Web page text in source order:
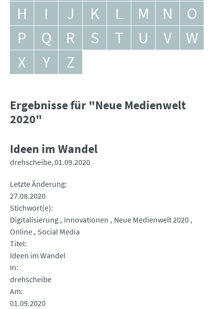
H
I J K L M N
O
P
Q R S T U V
W
X
Y Z
Ergebnisse für "Neue Medienwelt
2020"
Ideen im Wandel
drehscheibe 01.09.2020
Letzte Änderung
27.08.2020
Stichwort(e)
Digitalisierung Innovationen
Neue Medienwelt 2020
Online Social Media
Titel
Ideen im Wandel
In
drehscheibe
Am
01.09.2020